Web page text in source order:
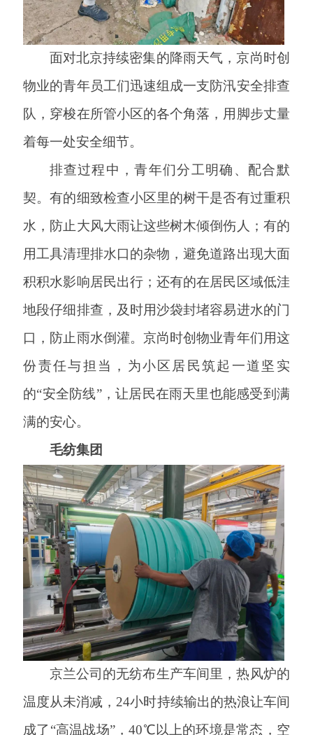
面对北京持续密集的降雨天气，京尚时创
物业的青年员工们迅速组成一支防汛安全排查
队，穿梭在所管小区的各个角落，用脚步丈量
着每一处安全细节。
排查过程中，青年们分工明确、配合默
契。有的细致检查小区里的树干是否有过重积
水，防止大风大雨让这些树木倾倒伤人；有的
用工具清理排水口的杂物，避免道路出现大面
积积水影响居民出行；还有的在居民区域低洼
地段仔细排查，及时用沙袋封堵容易进水的门
口，防止雨水倒灌。京尚时创物业青年们用这
份责任与担当，为小区居民筑起一道坚实
的“安全防线”，让居民在雨天里也能感受到满
满的安心。
毛纺集团
京兰公司的无纺布生产车间里，热风炉的
温度从未消减，24小时持续输出的热浪让车间
成了“高温战场”，40℃以上的环境是常态，空